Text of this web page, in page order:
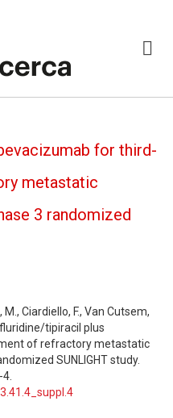
for third-
metastatic
3 randomized
M., Ciardiello, F., Van Cutsem,
tipiracil plus
of refractory metastatic
SUNLIGHT study.